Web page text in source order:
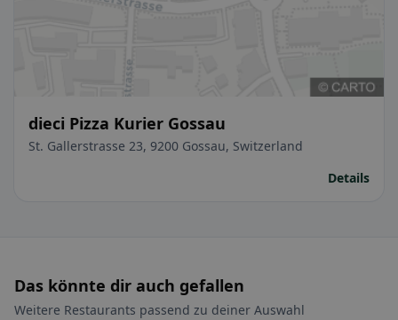
dieci Pizza Kurier Gossau
St. Gallerstrasse 23, 9200 Gossau, Switzerland
Details
Das könnte dir auch gefallen
Weitere Restaurants passend zu deiner Auswahl